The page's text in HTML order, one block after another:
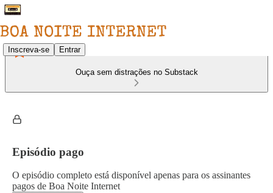
Inscreva-se Entrar
Ouça sem distrações no Substack
Episódio pago
O episódio completo está disponível apenas para os assinantes
pagos de Boa Noite Internet